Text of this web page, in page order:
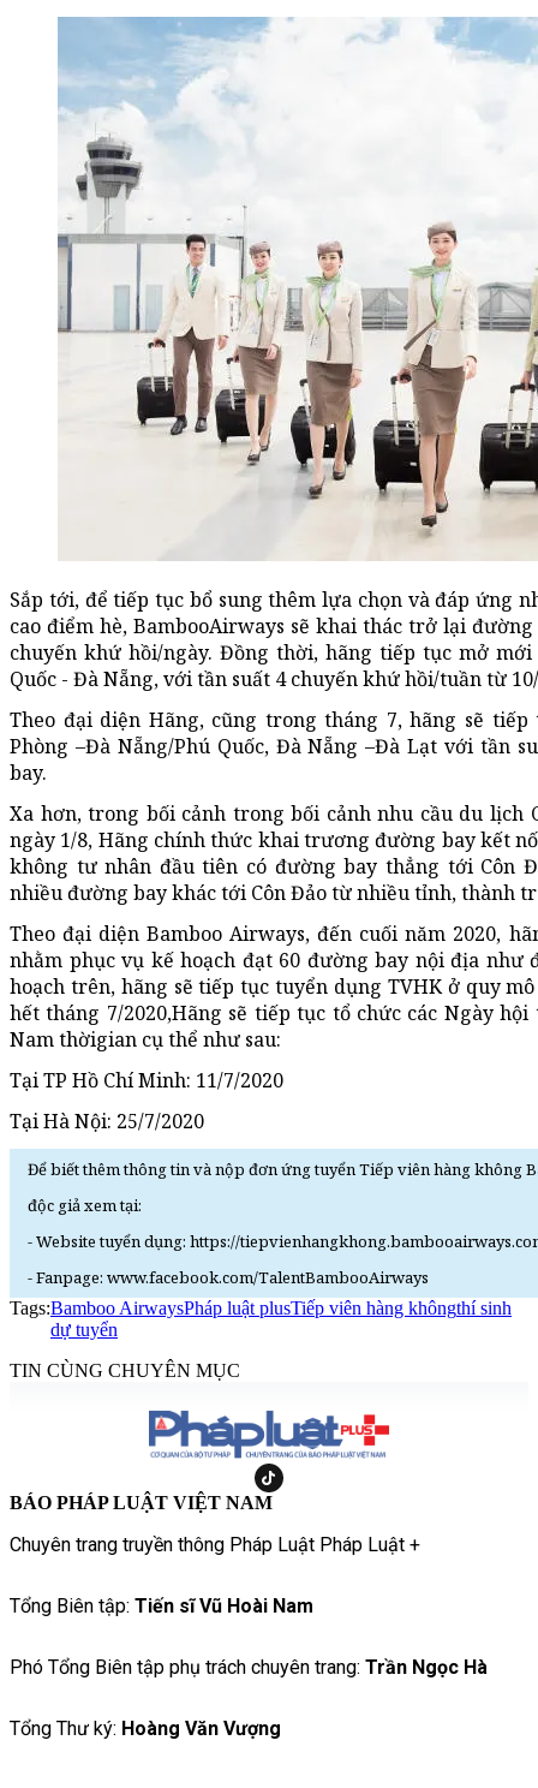
Sắp tới, để tiếp tục bổ sung thêm lựa chọn và đáp ứng
cao điểm hè, BambooAirways sẽ khai thác trở lại
chuyến khứ hồi/ngày. Đồng thời, hãng tiếp tục mở
Quốc - Đà Nẵng, với tần suất 4 chuyến khứ hồi/tuần từ
Theo đại diện Hãng, cũng trong tháng 7, hãng sẽ
Phòng –Đà Nẵng/Phú Quốc, Đà Nẵng –Đà Lạt với tần
bay.
Xa hơn, trong bối cảnh trong bối cảnh nhu cầu du lịch
ngày 1/8, Hãng chính thức khai trương đường bay kết
không tư nhân đầu tiên có đường bay thẳng tới Côn
nhiều đường bay khác tới Côn Đảo từ nhiều tỉnh, thành
Theo đại diện Bamboo Airways, đến cuối năm 2020,
nhằm phục vụ kế hoạch đạt 60 đường bay nội địa như
hoạch trên, hãng sẽ tiếp tục tuyển dụng TVHK ở quy
hết tháng 7/2020,Hãng sẽ tiếp tục tổ chức các Ngày
Nam thờigian cụ thể như sau:
Tại TP Hồ Chí Minh: 11/7/2020
Tại Hà Nội: 25/7/2020
Để biết thêm thông tin và nộp đơn ứng tuyển Tiếp viên hàng không
độc giả xem tại:
- Website tuyển dụng: https://
- Fanpage: www.facebook.com/TalentBambooAirways
Tags:Bamboo AirwaysPháp luật plusTiếp viên hàng khôngthí sinh
dự tuyển
TIN CÙNG CHUYÊN MỤC
BÁO PHÁP LUẬT VIỆT NAM
Chuyên trang truyền thông Pháp Luật Pháp Luật +
Tổng Biên tập: Tiến sĩ Vũ Hoài Nam
Phó Tổng Biên tập phụ trách chuyên trang: Trần Ngọc Hà
Tổng Thư ký: Hoàng Văn Vượng